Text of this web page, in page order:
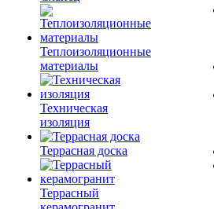
Теплоизоляционные
материалы
Техническая
изоляция
Террасная доска
Террасный